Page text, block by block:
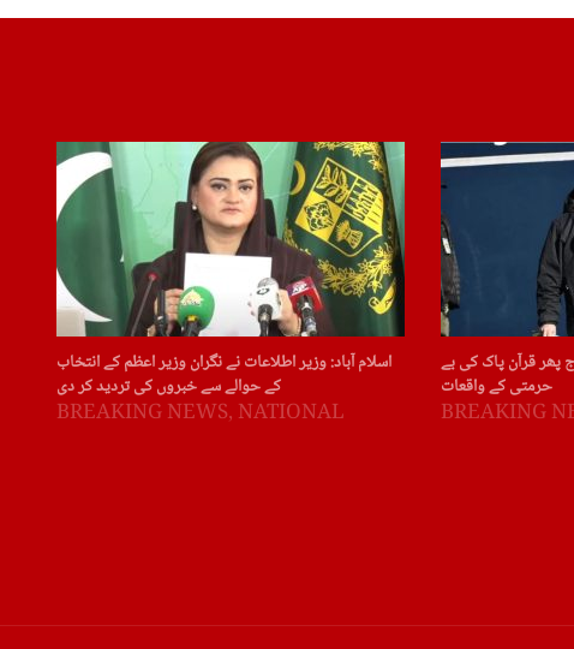
اسلام آباد: وزیر اطلاعات نے نگران وزیر اعظم کے انتخاب
کے حوالے سے خبروں کی تردید کر دی
BREAKING NEWS, NATIONAL
پھر قرآن پاک کی بے
حرمتی کے واقعات
BREAKING